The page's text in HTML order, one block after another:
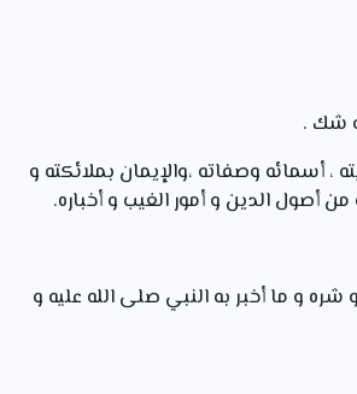
شك .
، أسمائه وصفاته ،والإيمان بملائكته و
أصول الدين و أمور الغيب و أخباره.
شره و ما أخبر به النبي صلى الله عليه و